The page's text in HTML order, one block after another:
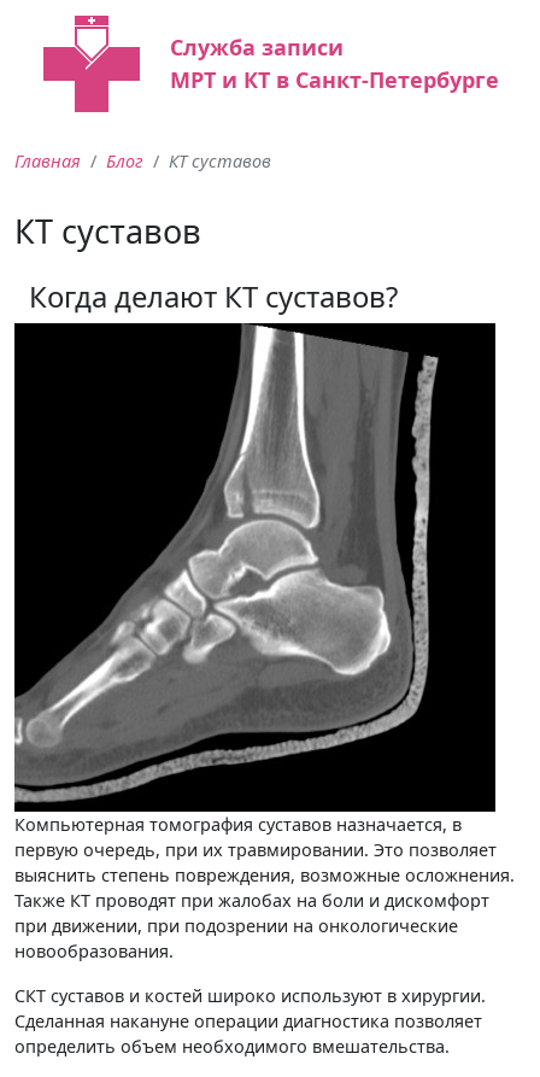
Служба записи
МРТ и КТ в Санкт-Петербурге
Главная Блог КТ суставов
КТ суставов
Когда делают КТ суставов?
Компьютерная томография суставов назначается, в
первую очередь, при их травмировании. Это позволяет
выяснить степень повреждения, возможные осложнения.
Также КТ проводят при жалобах на боли и дискомфорт
при движении, при подозрении на онкологические
новообразования.
СКТ суставов и костей широко используют в хирургии.
Сделанная накануне операции диагностика позволяет
определить объем необходимого вмешательства.